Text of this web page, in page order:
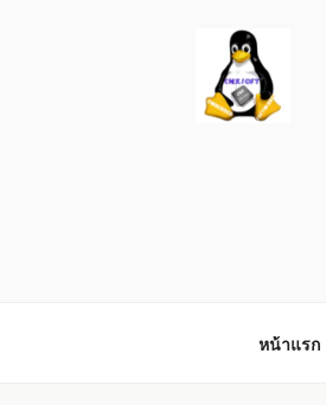
หน้าแรก